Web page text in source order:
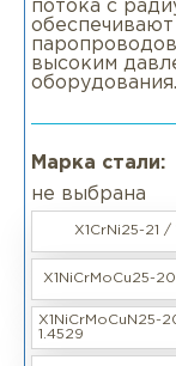
потока с
высоким
оборудования.
Марка стали:
не выбрана
X1CrNi25-21 /
X1NiCrMoCu25-
X1NiCrMoCuN25-
1.4529